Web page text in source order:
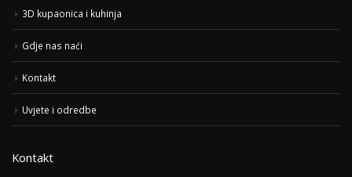
3D kupaonica i kuhinja
Gdje nas naći
Kontakt
Uvjete i odredbe
Kontakt